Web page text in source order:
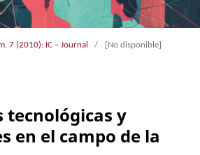
7 (2010): IC – Journal / [No disponible]
tecnológicas y
en el campo de la